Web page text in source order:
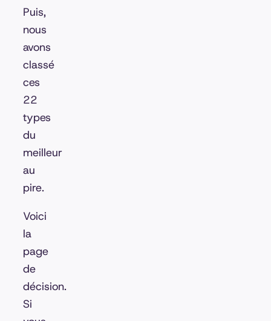
Puis,
nous
avons
classé
ces
22
types
du
meilleur
au
pire.
Voici
la
page
de
décision.
Si